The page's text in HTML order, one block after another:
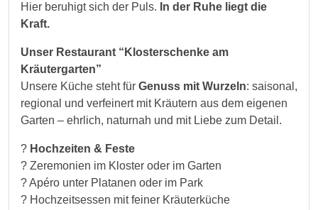
Hier beruhigt sich der Puls. In der Ruhe liegt die
Kraft.
Unser Restaurant “Klosterschenke am
Kräutergarten”
Unsere Küche steht für Genuss mit Wurzeln: saisonal,
regional und verfeinert mit Kräutern aus dem eigenen
Garten – ehrlich, naturnah und mit Liebe zum Detail.
? Hochzeiten & Feste
? Zeremonien im Kloster oder im Garten
? Apéro unter Platanen oder im Park
?️ Hochzeitsessen mit feiner Kräuterküche